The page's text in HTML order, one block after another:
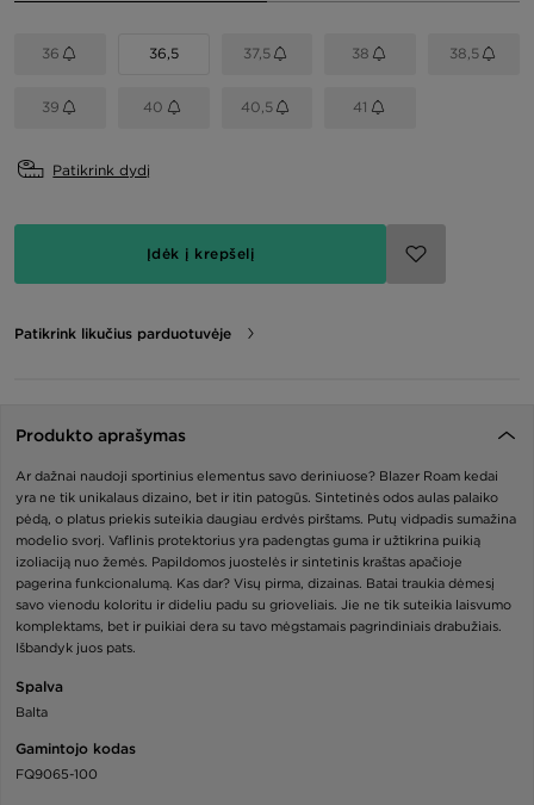
36 36,5 37,5 38 38,5
39 40 40,5 41
Patikrink dydį
Įdėk į krepšelį
Patikrink likučius parduotuvėje
Produkto aprašymas
Ar dažnai naudoji sportinius elementus savo deriniuose? Blazer Roam kedai
yra ne tik unikalaus dizaino, bet ir itin patogūs. Sintetinės odos aulas palaiko
pėdą, o platus priekis suteikia daugiau erdvės pirštams. Putų vidpadis sumažina
modelio svorį. Vaflinis protektorius yra padengtas guma ir užtikrina puikią
izoliaciją nuo žemės. Papildomos juostelės ir sintetinis kraštas apačioje
pagerina funkcionalumą. Kas dar? Visų pirma, dizainas. Batai traukia dėmesį
savo vienodu koloritu ir dideliu padu su grioveliais. Jie ne tik suteikia laisvumo
komplektams, bet ir puikiai dera su tavo mėgstamais pagrindiniais drabužiais.
Išbandyk juos pats.
Spalva
Balta
Gamintojo kodas
FQ9065-100